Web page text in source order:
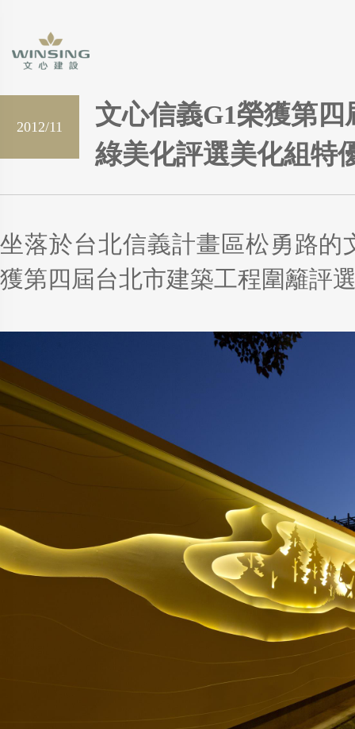
2012/11
文心信義G1榮獲第
綠美化評選美化組特
坐落於台北信義計畫區松勇路的
獲第四屆台北市建築工程圍籬評